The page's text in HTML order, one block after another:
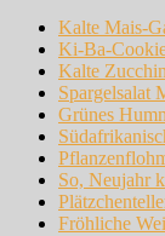
Kalte Mais-
Ki-Ba-
Kalte
Spargelsalat
Grünes
So, Neujahr
Fröhliche